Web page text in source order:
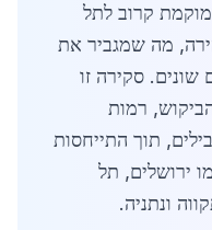
קרוב לתל
מה שמגביר את
שונים. סקירה זו
רמות
תוך התייחסות
ירושלים, תל
ונתניה.